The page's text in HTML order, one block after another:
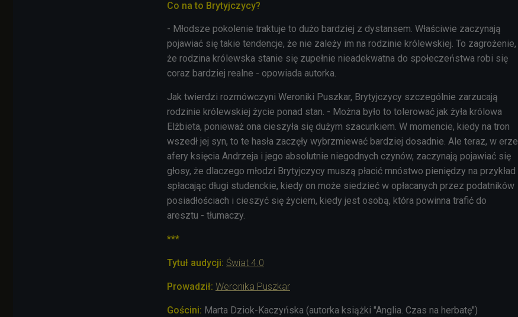
Co na to Brytyjczycy?
- Młodsze pokolenie traktuje to dużo bardziej z dystansem. Właściwie zaczynają
pojawiać się takie tendencje, że nie zależy im na rodzinie królewskiej. To zagrożenie,
że rodzina królewska stanie się zupełnie nieadekwatna do społeczeństwa robi się
coraz bardziej realne - opowiada autorka.
Jak twierdzi rozmówczyni Weroniki Puszkar, Brytyjczycy szczególnie zarzucają
rodzinie królewskiej życie ponad stan. - Można było to tolerować jak żyła królowa
Elżbieta, ponieważ ona cieszyła się dużym szacunkiem. W momencie, kiedy na tron
wszedł jej syn, to te hasła zaczęły wybrzmiewać bardziej dosadnie. Ale teraz, w erze
afery księcia Andrzeja i jego absolutnie niegodnych czynów, zaczynają pojawiać się
głosy, że dlaczego młodzi Brytyjczycy muszą płacić mnóstwo pieniędzy na przykład
spłacając długi studenckie, kiedy on może siedzieć w opłacanych przez podatników
posiadłościach i cieszyć się życiem, kiedy jest osobą, która powinna trafić do
aresztu - tłumaczy.
***
Tytuł audycji: Świat 4.0
Prowadził: Weronika Puszkar
Gościni: Marta Dziok-Kaczyńska (autorka książki "Anglia. Czas na herbatę")